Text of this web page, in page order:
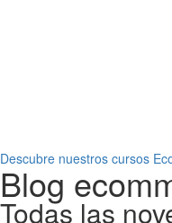
Descubre nuestros cursos
Blog
Todas las